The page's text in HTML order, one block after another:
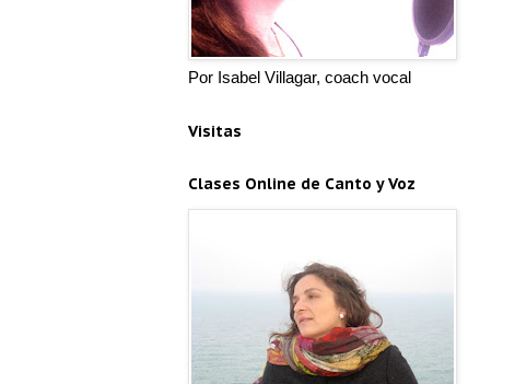
Por Isabel Villagar, coach vocal
Visitas
Clases Online de Canto y Voz